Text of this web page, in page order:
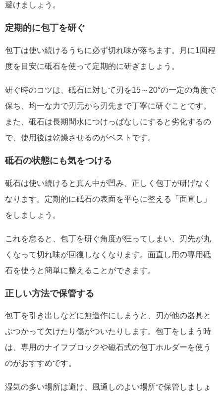
避けましょう。
定期的に包丁を研ぐ
包丁は使い続けるうちに必ず切れ味が落ちます。月に1回程
度を目安に砥石を使って定期的に研ぎましょう。
研ぐ時のコツは、砥石に対して刃を15～20°の一定の角度で
保ち、均一な力で刃元から刃先まで丁寧に研ぐことです。
また、砥石は長期間水につけっぱなしにすると劣化するの
で、使用後は乾燥させるのがベストです。
砥石の状態にも気をつける
砥石は使い続けると真ん中が凹み、正しく包丁が研げなく
なります。定期的に砥石の表面を平らに整える「面直し」
をしましょう。
これを怠ると、包丁を研ぐ角度が狂ってしまい、刃先が丸
くなって切れ味が回復しなくなります。面直し用の専用砥
石を使うと簡単に整えることができます。
正しい方法で保管する
包丁を引き出しなどに無造作にしまうと、刃が他の器具と
ぶつかって欠けたり傷がついたりします。包丁をしまう時
は、専用のナイフブロックや磁石式の包丁ホルダーを使う
のがおすすめです。
湿気の多い場所は避け、風通しのよい場所で保管しましょ